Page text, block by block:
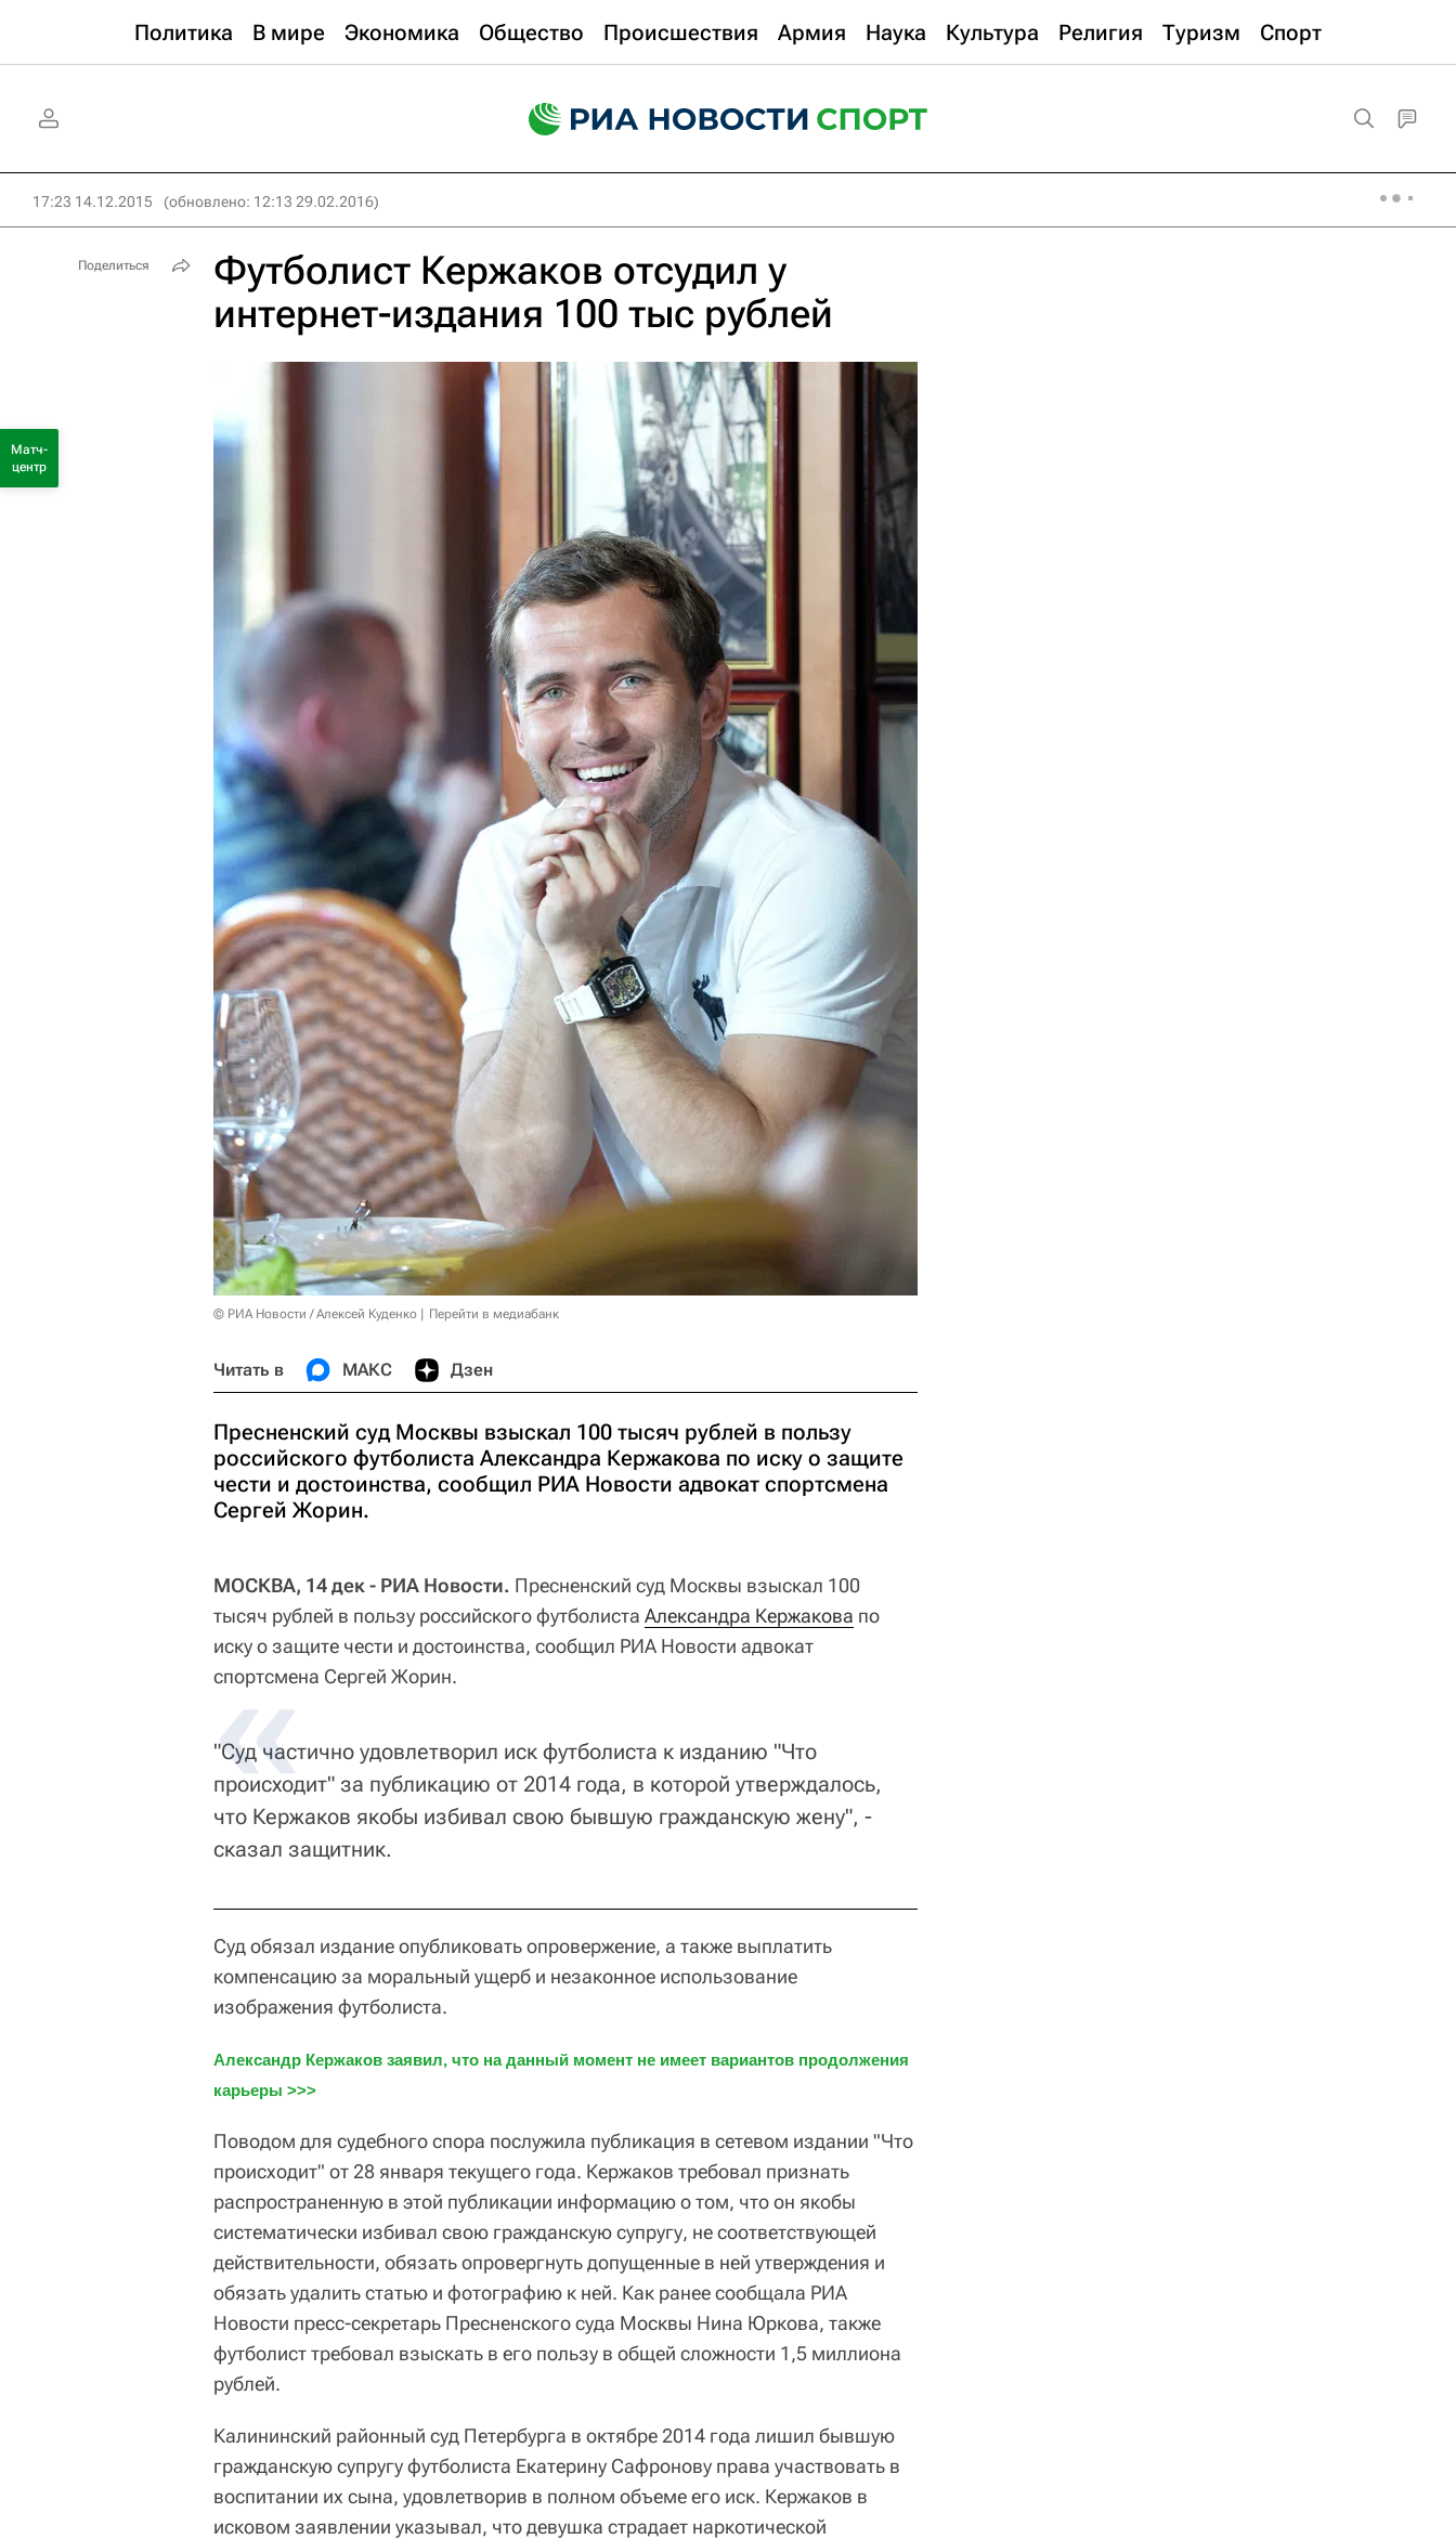
Политика В мире Экономика Общество Происшествия Армия Наука Культура Религия Туризм Спорт
17:23 14.12.2015 (обновлено: 12:13 29.02.2016)
Футболист Кержаков отсудил у
интернет-издания 100 тыс рублей
© РИА Новости / Алексей Куденко Перейти в медиабанк
Читать в МАКС Дзен
Пресненский суд Москвы взыскал 100 тысяч рублей в пользу
российского футболиста Александра Кержакова по иску о защите
чести и достоинства, сообщил РИА Новости адвокат спортсмена
Сергей Жорин.
МОСКВА, 14 дек - РИА Новости. Пресненский суд Москвы взыскал 100
тысяч рублей в пользу российского футболиста Александра Кержакова по
иску о защите чести и достоинства, сообщил РИА Новости адвокат
спортсмена Сергей Жорин.
"Суд частично удовлетворил иск футболиста к изданию "Что
происходит" за публикацию от 2014 года, в которой утверждалось,
что Кержаков якобы избивал свою бывшую гражданскую жену", -
сказал защитник.
Суд обязал издание опубликовать опровержение, а также выплатить
компенсацию за моральный ущерб и незаконное использование
изображения футболиста.
Александр Кержаков заявил, что на данный момент не имеет вариантов продолжения
карьеры >>>
Поводом для судебного спора послужила публикация в сетевом издании "Что
происходит" от 28 января текущего года. Кержаков требовал признать
распространенную в этой публикации информацию о том, что он якобы
систематически избивал свою гражданскую супругу, не соответствующей
действительности, обязать опровергнуть допущенные в ней утверждения и
обязать удалить статью и фотографию к ней. Как ранее сообщала РИА
Новости пресс-секретарь Пресненского суда Москвы Нина Юркова, также
футболист требовал взыскать в его пользу в общей сложности 1,5 миллиона
рублей.
Калининский районный суд Петербурга в октябре 2014 года лишил бывшую
гражданскую супругу футболиста Екатерину Сафронову права участвовать в
воспитании их сына, удовлетворив в полном объеме его иск. Кержаков в
исковом заявлении указывал, что девушка страдает наркотической
Поделиться
Матч-
центр